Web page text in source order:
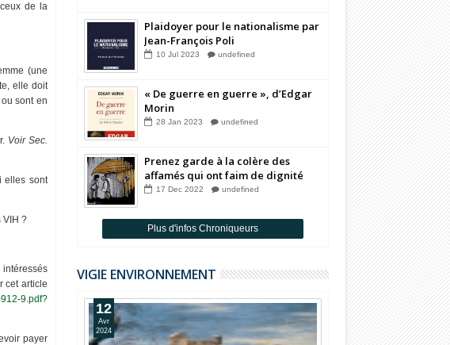
de la
(une
elle doit
sont en
Voir Sec.
elles sont
VIH ?
cet article
9.pdf?
payer
Plaidoyer pour le nationalisme par
Jean-François Poli
10 Jul 2023 undefined
« De guerre en guerre », d’Edgar
Morin
28 Jan 2023 undefined
Prenez garde à la colère des
affamés qui ont faim de dignité
Par Badia Benjelloun
17 Dec 2022 undefined
Plus d'infos Chroniqueurs
VIGIE ENVIRONNEMENT
12
Avr
2024